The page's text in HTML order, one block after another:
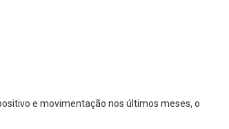
e movimentação nos últimos meses, o